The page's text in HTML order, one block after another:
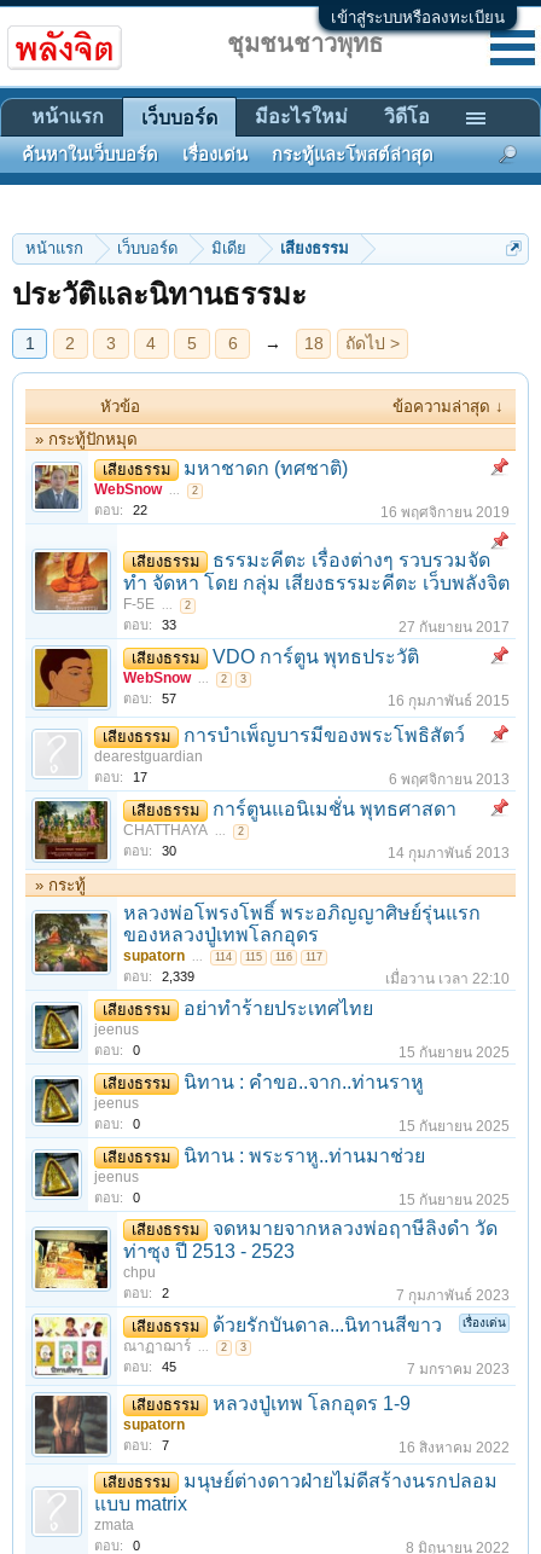
เข้าสู่ระบบหรือลงทะเบียน
หน้าแรก เว็บบอร์ด มิเดีย เสียงธรรม
ประวัติและนิทานธรรมะ
2 3 4 5 6 → 18 ถัดไป >
หัวข้อ
ข้อความล่าสุด ↓
» กระทู้ปักหมุด
เสียงธรรม
มหาชาดก (ทศชาติ)
WebSnow ... 2
ตอบ: 22 16 พฤศจิกายน 2019
เสียงธรรม
ธรรมะคีตะ เรื่องต่างๆ รวบรวมจัด
ทำ จัดหา โดย กลุ่ม เสียงธรรมะคีตะ เว็บพลังจิต
F-5E ... 2
ตอบ: 33 27 กันยายน 2017
เสียงธรรม VDO การ์ตูน พุทธประวัติ
WebSnow ... 2 3
ตอบ: 57 16 กุมภาพันธ์ 2015
เสียงธรรม การบำเพ็ญบารมีของพระโพธิสัตว์
dearestguardian
ตอบ: 17 6 พฤศจิกายน 2013
เสียงธรรม การ์ตูนแอนิเมชั่น พุทธศาสดา
CHATTHAYA ... 2
ตอบ: 30 14 กุมภาพันธ์ 2013
» กระทู้
หลวงพ่อโพรงโพธิ์ พระอภิญญาศิษย์รุ่นแรก
ของหลวงปู่เทพโลกอุดร
supatorn ... 114 115 116 117
ตอบ: 2,339 เมื่อวาน เวลา 22:10
เสียงธรรม อย่าทำร้ายประเทศไทย
jeenus
ตอบ: 0 15 กันยายน 2025
เสียงธรรม นิทาน : คำขอ..จาก..ท่านราหู
jeenus
ตอบ: 0 15 กันยายน 2025
เสียงธรรม นิทาน : พระราหู..ท่านมาช่วย
jeenus
ตอบ: 0 15 กันยายน 2025
เสียงธรรม
จดหมายจากหลวงพ่อฤาษีลิงดำ วัด
ท่าซุง ปี 2513 - 2523
chpu
ตอบ: 2 7 กุมภาพันธ์ 2023
เรื่องเด่น
เสียงธรรม ด้วยรักบันดาล...นิทานสีขาว
ณาฏาฌาร์ ... 2 3
ตอบ: 45 7 มกราคม 2023
เสียงธรรม หลวงปู่เทพ โลกอุดร 1-9
supatorn
ตอบ: 7 16 สิงหาคม 2022
เสียงธรรม
มนุษย์ต่างดาวฝ่ายไม่ดีสร้างนรกปลอม
แบบ matrix
zmata
ตอบ: 0 8 มิถุนายน 2022
ชุมชนชาวพุทธ
หน้าแรก เว็บบอร์ด
ค้นหาในเว็บบอร์ด เรื่องเด่น กระทู้และโพสต์ล่าสุด
มีอะไรใหม่ วิดีโอ